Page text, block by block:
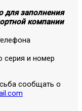
для заполнения
компании
серия и номер
сообщать о